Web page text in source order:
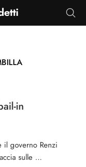
in
il governo Renzi
sulle …